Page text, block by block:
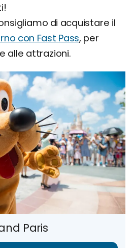
di acquistare il
con Fast Pass, per
alle attrazioni.
Paris